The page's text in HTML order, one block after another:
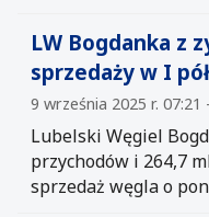
LW Bogdanka z
sprzedaży w I
9 września 2025 r.
Lubelski Węgiel
przychodów i 264,7
sprzedaż węgla o